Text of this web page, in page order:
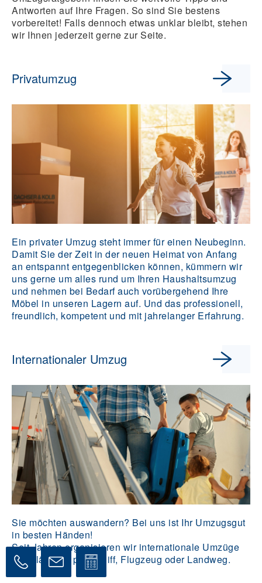
Antworten auf Ihre Fragen. So sind Sie bestens
vorbereitet! Falls dennoch etwas unklar bleibt, stehen
wir Ihnen jederzeit gerne zur Seite.
Privatumzug
Ein privater Umzug steht immer für einen Neubeginn.
Damit Sie der Zeit in der neuen Heimat von Anfang
an entspannt entgegenblicken können, kümmern wir
uns gerne um alles rund um Ihren Haushaltsumzug
und nehmen bei Bedarf auch vorübergehend Ihre
Möbel in unseren Lagern auf. Und das professionell,
freundlich, kompetent und mit jahrelanger Erfahrung.
Internationaler Umzug
Sie möchten auswandern? Bei uns ist Ihr Umzugsgut
in besten Händen!
Seit Jahren organisieren wir internationale Umzüge
zuverlässig – per Schiff, Flugzeug oder Landweg.